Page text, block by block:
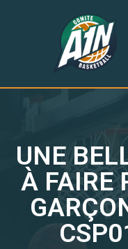
UNE
À FAIRE